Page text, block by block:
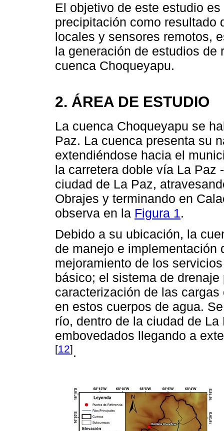
El objetivo de este estudio
precipitación como resultado
locales y sensores remotos,
la generación de estudios de
cuenca Choqueyapu.
2. ÁREA DE ESTUDIO
La cuenca Choqueyapu se
Paz. La cuenca presenta su
extendiéndose hacia el
la carretera doble vía La Paz
ciudad de La Paz,
Obrajes y terminando en
observa en la Figura 1.
Debido a su ubicación, la
de manejo e implementación
mejoramiento de los
básico; el sistema de
caracterización de las
en estos cuerpos de agua.
río, dentro de la ciudad de
embovedados llegando a
[12].